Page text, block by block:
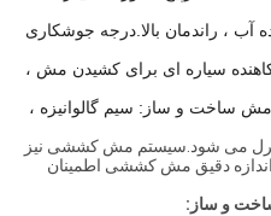
آب ، راندمان بالا.درجه جوشکاری
سیاره ای برای کشیدن مش ،
ساخت و ساز: سیم گالوانیزه ،
می شود.سیستم مش کششی نیز
دقیق مش کششی اطمینان
و ساز: